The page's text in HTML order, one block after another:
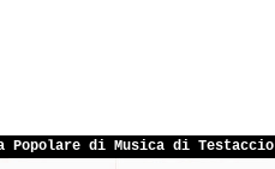
Popolare di Musica di Testaccio